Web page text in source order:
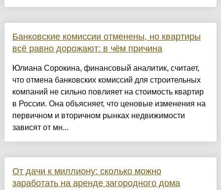
Банковские комиссии отменены, но квартиры
всё равно дорожают: в чём причина
Юлиана Сорокина, финансовый аналитик, считает,
что отмена банковских комиссий для строительных
компаний не сильно повлияет на стоимость квартир
в России. Она объясняет, что ценовые изменения на
первичном и вторичном рынках недвижимости
зависят от мн...
От дачи к миллиону: сколько можно
заработать на аренде загородного дома